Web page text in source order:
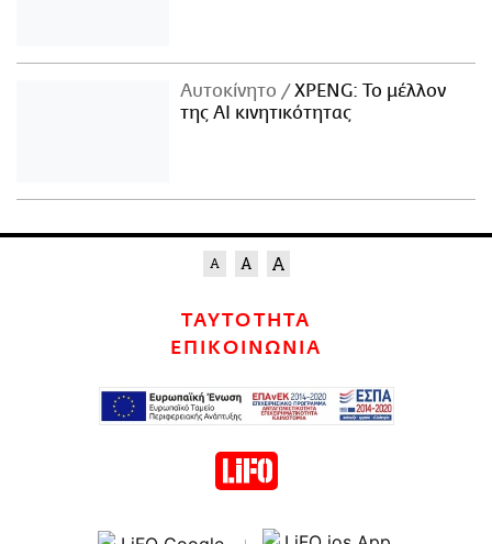
Αυτοκίνητο
XPENG: Το μέλλον
της AI κινητικότητας
ΤΑΥΤΟΤΗΤΑ
ΕΠΙΚΟΙΝΩΝΙΑ